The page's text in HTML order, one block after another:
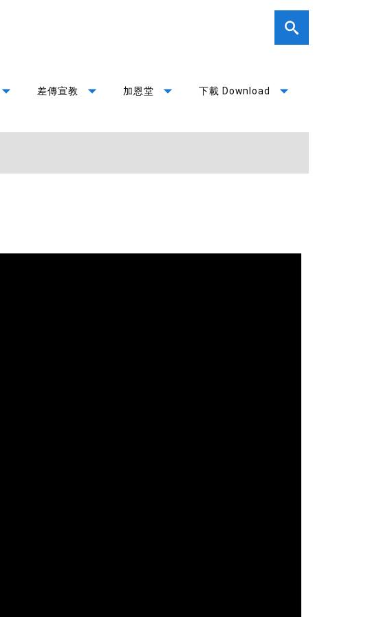
arrow_drop_down 差傳宣教 arrow_drop_down 加恩堂 arrow_drop_down 下載 Download arrow_drop_down